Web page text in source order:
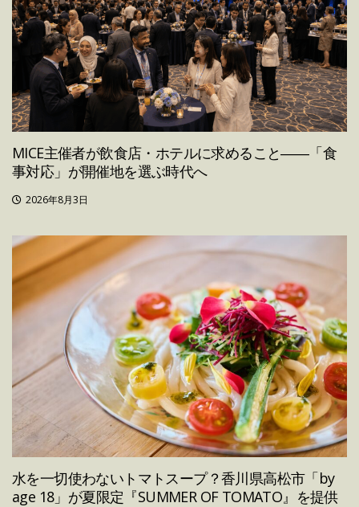
MICE主催者が飲食店・ホテルに求めること――「食
事対応」が開催地を選ぶ時代へ
2026年8月3日
水を一切使わないトマトスープ？香川県高松市「by
age 18」が夏限定『SUMMER OF TOMATO』を提供